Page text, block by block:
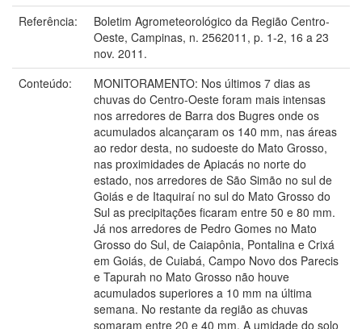
Referência:
Boletim Agrometeorológico da Região Centro-
Oeste, Campinas, n. 2562011, p. 1-2, 16 a 23
nov. 2011.
Conteúdo:
MONITORAMENTO: Nos últimos 7 dias as
chuvas do Centro-Oeste foram mais intensas
nos arredores de Barra dos Bugres onde os
acumulados alcançaram os 140 mm, nas áreas
ao redor desta, no sudoeste do Mato Grosso,
nas proximidades de Apiacás no norte do
estado, nos arredores de São Simão no sul de
Goiás e de Itaquiraí no sul do Mato Grosso do
Sul as precipitações ficaram entre 50 e 80 mm.
Já nos arredores de Pedro Gomes no Mato
Grosso do Sul, de Caiapônia, Pontalina e Crixá
em Goiás, de Cuiabá, Campo Novo dos Parecis
e Tapurah no Mato Grosso não houve
acumulados superiores a 10 mm na última
semana. No restante da região as chuvas
somaram entre 20 e 40 mm. A umidade do solo